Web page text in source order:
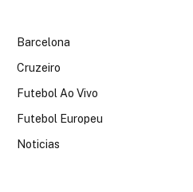
Barcelona
Cruzeiro
Futebol Ao Vivo
Futebol Europeu
Noticias